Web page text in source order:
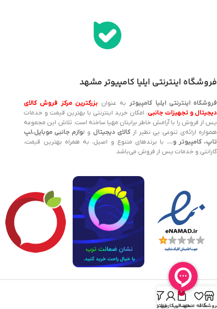
فروشگاه اینترنتی ایلیا کامپیوتر مشهد
فروشگاه اینترنتی ایلیا کامپیوتر به عنوان بزرگترین مرکز فروش کالای
دیجیتال و تجهیزات جانبی، امکان خرید اینترنتی با بهترین قیمت و خدمات
پس از فروش را با آرامش خاطر برایتان مهیا ساخته است. تلاش این مجموعه
همواره ارائه‌ی تنوعی بی نظیر ازکالای دیجیتال و لوازم جانبی موبایل،لپ
تاپ، کامپیوتر و… با برندهای متنوع و اصیل، به همراه بهترین قیمت،
گارانتی و خدمات پس از فروش می‌باشد.
علاقه مندی
0
سبد خرید
حساب کاربری من
فیلترها